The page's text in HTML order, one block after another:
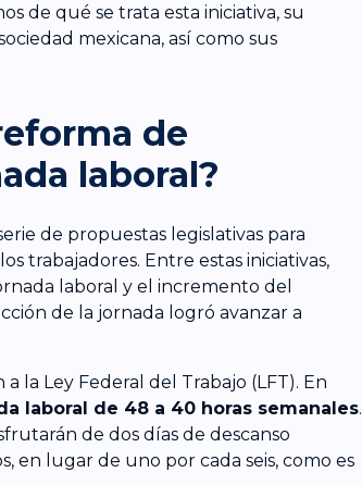
de qué se trata esta iniciativa, su
mexicana, así como sus
de
laboral?
de propuestas legislativas para
trabajadores. Entre estas iniciativas,
laboral y el incremento del
de la jornada logró avanzar a
la Ley Federal del Trabajo (LFT). En
laboral de 48 a 40 horas semanales.
de dos días de descanso
en lugar de uno por cada seis, como es